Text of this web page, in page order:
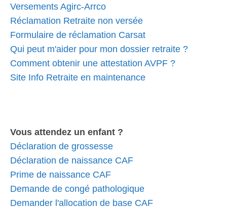
Versements Agirc-Arrco
Réclamation Retraite non versée
Formulaire de réclamation Carsat
Qui peut m'aider pour mon dossier retraite ?
Comment obtenir une attestation AVPF ?
Site Info Retraite en maintenance
Vous attendez un enfant ?
Déclaration de grossesse
Déclaration de naissance CAF
Prime de naissance CAF
Demande de congé pathologique
Demander l'allocation de base CAF